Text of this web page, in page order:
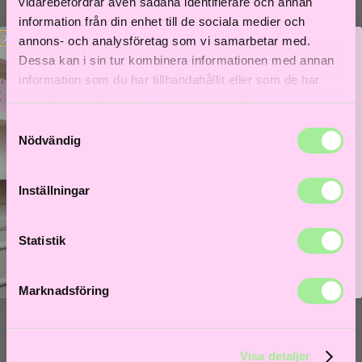
information från din enhet till de sociala medier och
annons- och analysföretag som vi samarbetar med.
Dessa kan i sin tur kombinera informationen med annan
information som du har tillhandahållit eller som de har
Samtyckesval
Nödvändig
Inställningar
Statistik
Marknadsföring
Visa detaljer
Hem>Åldrande hår> Butter conditioner
Bättre hår börjar här!